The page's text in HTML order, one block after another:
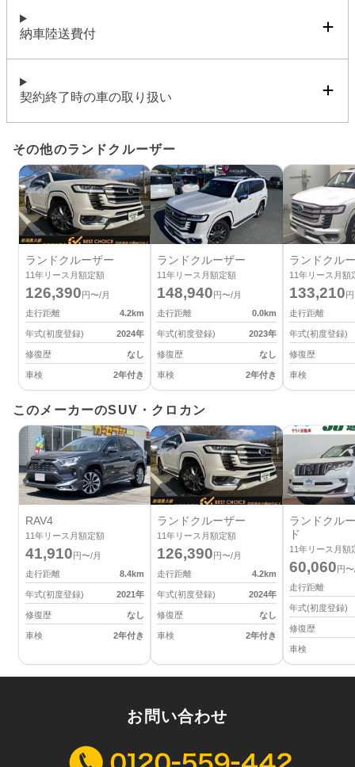
納車陸送費付
契約終了時の車の取り扱い
その他のランドクルーザー
ランドクルーザー
11年リース月額定額
126,390円〜/月
走行距離
4.2km
年式(初度登録) 2024年
修復歴 なし
車検 2年付き
ランドクルーザー
11年リース月額定額
148,940円〜/月
走行距離
0.0km
年式(初度登録) 2023年
修復歴 なし
車検 2年付き
ランドクル
11年リース月額
133,210
走行距離
年式(初度登録)
修復歴
車検
このメーカーのSUV・クロカン
RAV4
11年リース月額定額
41,910円〜/月
走行距離
8.4km
年式(初度登録) 2021年
修復歴 なし
車検 2年付き
ランドクルーザー
11年リース月額定額
126,390円〜/月
走行距離
4.2km
年式(初度登録) 2024年
修復歴 なし
車検 2年付き
ランドクル
ド
11年リース月額
60,060円
走行距離
年式(初度登録)
修復歴
車検
お問い合わせ